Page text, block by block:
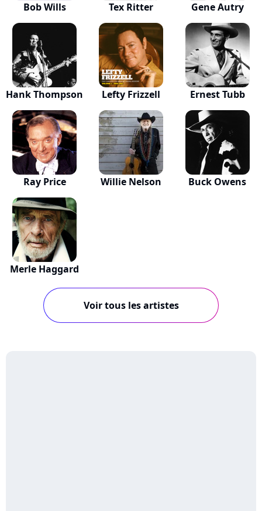
Bob Wills Tex Ritter Gene Autry
Hank Thompson Lefty Frizzell Ernest Tubb
Ray Price Willie Nelson Buck Owens
Merle Haggard
Voir tous les artistes